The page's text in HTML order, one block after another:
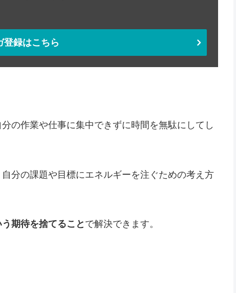
登録はこちら
の作業や仕事に集中できずに時間を無駄にしてし
分の課題や目標にエネルギーを注ぐための考え方
期待を捨てること で解決できます。